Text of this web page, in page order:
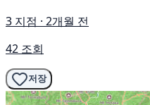
3 지점 · 2개월 전
42 조회
저장